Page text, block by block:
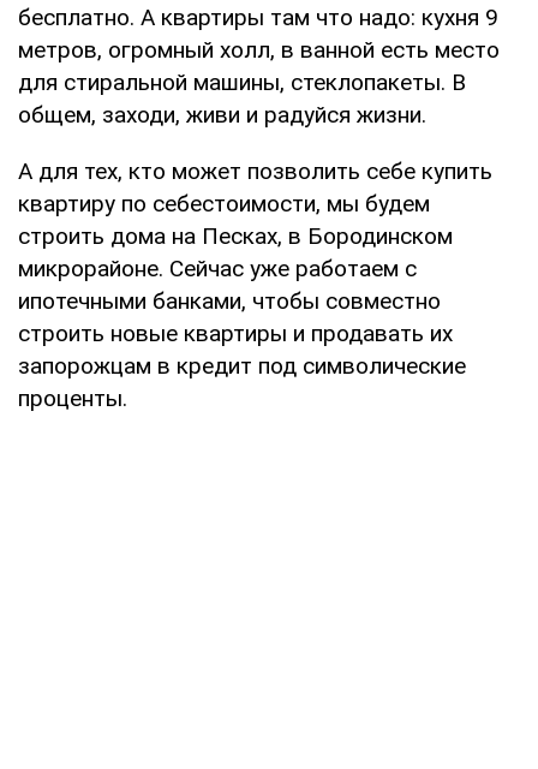
бесплатно. А квартиры там что надо: кухня 9
метров, огромный холл, в ванной есть место
для стиральной машины, стеклопакеты. В
общем, заходи, живи и радуйся жизни.
А для тех, кто может позволить себе купить
квартиру по себестоимости, мы будем
строить дома на Песках, в Бородинском
микрорайоне. Сейчас уже работаем с
ипотечными банками, чтобы совместно
строить новые квартиры и продавать их
запорожцам в кредит под символические
проценты.